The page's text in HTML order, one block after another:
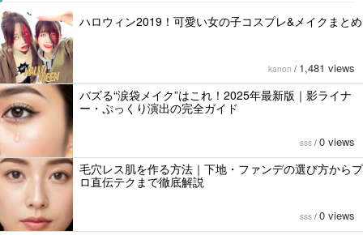
ハロウィン2019！可愛い女の子コスプレ&メイクまとめ
kanon / 1,481 views
バズる“涙袋メイク”はこれ！2025年最新版｜影ライナ
ー・ぷっくり演出の完全ガイド
sss / 0 views
毛穴レス肌を作る方法｜下地・ファンデの選び方からプ
ロ直伝テクまで徹底解説
sss / 0 views